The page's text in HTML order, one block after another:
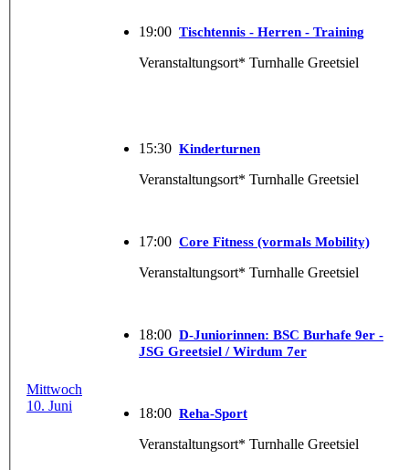
19:00 Tischtennis - Herren - Training
Veranstaltungsort* Turnhalle Greetsiel
Mittwoch
10. Juni
15:30 Kinderturnen
Veranstaltungsort* Turnhalle Greetsiel
17:00 Core Fitness (vormals Mobility)
Veranstaltungsort* Turnhalle Greetsiel
18:00 D-Juniorinnen: BSC Burhafe 9er -
JSG Greetsiel / Wirdum 7er
18:00 Reha-Sport
Veranstaltungsort* Turnhalle Greetsiel